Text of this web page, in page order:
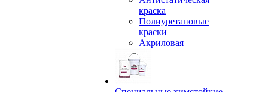
краска
Полиуретановые
краски
Акриловая